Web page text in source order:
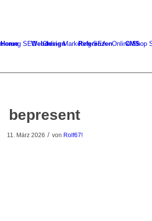
Home Webdesign Referenzen CMS
bepresent
11. März 2026 / von Rolf67!